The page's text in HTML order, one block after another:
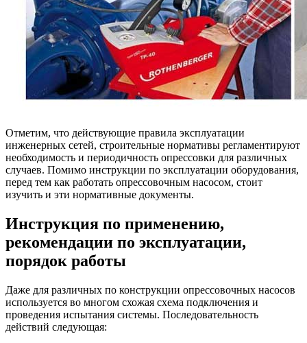
Отметим, что действующие правила эксплуатации
инженерных сетей, строительные нормативы регламентируют
необходимость и периодичность опрессовки для различных
случаев. Помимо инструкции по эксплуатации оборудования,
перед тем как работать опрессовочным насосом, стоит
изучить и эти нормативные документы.
Инструкция по применению,
рекомендации по эксплуатации,
порядок работы
Даже для различных по конструкции опрессовочных насосов
используется во многом схожая схема подключения и
проведения испытания системы. Последовательность
действий следующая: